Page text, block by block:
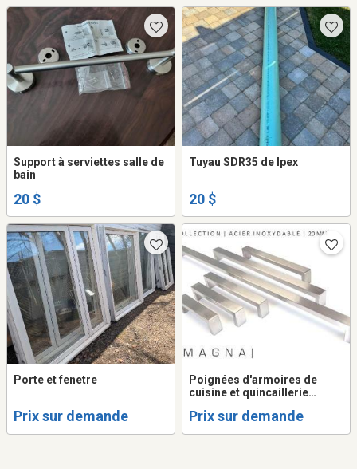
Support à serviettes salle de
bain
20 $
Tuyau SDR35 de Ipex
20 $
Porte et fenetre
Prix sur demande
Poignées d'armoires de
cuisine et quincaillerie
Prix sur demande